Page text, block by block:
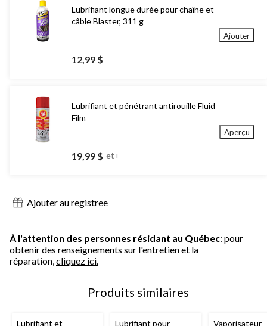
Lubrifiant longue durée pour chaîne et
câble Blaster, 311 g
12,99 $
Ajouter
Lubrifiant et pénétrant antirouille Fluid
Film
19,99 $ et+
Aperçu
Ajouter au registree
À l'attention des personnes résidant au Québec: pour
obtenir des renseignements sur l'entretien et la
réparation,cliquez ici.
Produits similaires
Lubrifiant et Lubrifiant pour Vaporisateur